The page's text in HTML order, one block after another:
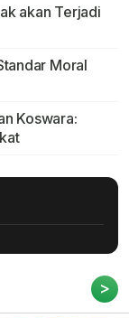
akan Terjadi
Moral
Koswara:
>